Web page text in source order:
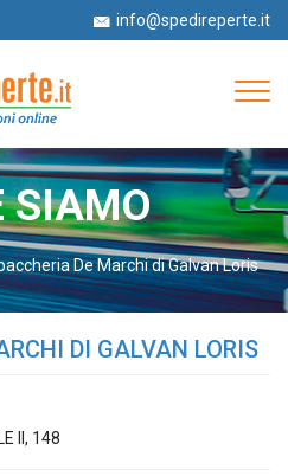
info@spedireperte.it
SIAMO
De Marchi di Galvan Loris
DI GALVAN LORIS
II, 148